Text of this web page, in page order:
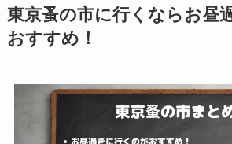
東京蚤の市に行くならお昼
おすすめ！